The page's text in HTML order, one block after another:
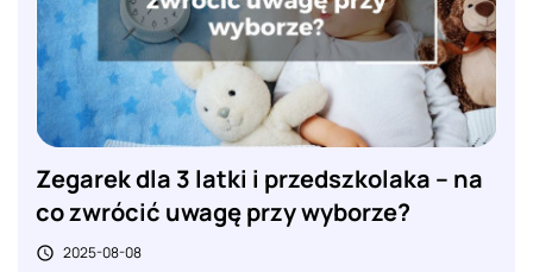
Zegarek dla 3 latki i przedszkolaka – na
co zwrócić uwagę przy wyborze?
 2025-08-08